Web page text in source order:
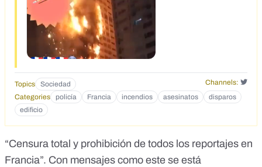
Topics Sociedad
Channels:
Categories
policía Francia incendios asesinatos
disparos
edificio
“Censura total y prohibición de todos los reportajes en
Francia”. Con mensajes como este se está